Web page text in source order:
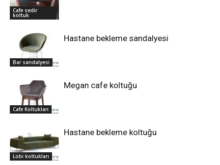
Cafe sedir
koltuk
Bar sandalyesi
Hastane bekleme sandalyesi
Cafe Koltukları
Megan cafe koltuğu
Lobi koltukları
Hastane bekleme koltuğu